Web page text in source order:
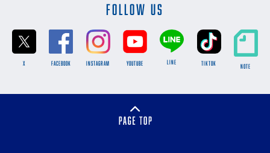
FOLLOW US
X FACEBOOK INSTAGRAM YOUTUBE LINE TikTok NOTE